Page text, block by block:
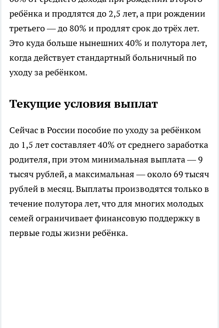
ребёнка и продлятся до 2,5 лет, а при рождении
третьего — до 80% и продлят срок до трёх лет.
Это куда больше нынешних 40% и полутора лет,
когда действует стандартный больничный по
уходу за ребёнком.
Текущие условия выплат
Сейчас в России пособие по уходу за ребёнком
до 1,5 лет составляет 40% от среднего заработка
родителя, при этом минимальная выплата — 9
тысяч рублей, а максимальная — около 69 тысяч
рублей в месяц. Выплаты производятся только в
течение полутора лет, что для многих молодых
семей ограничивает финансовую поддержку в
первые годы жизни ребёнка.